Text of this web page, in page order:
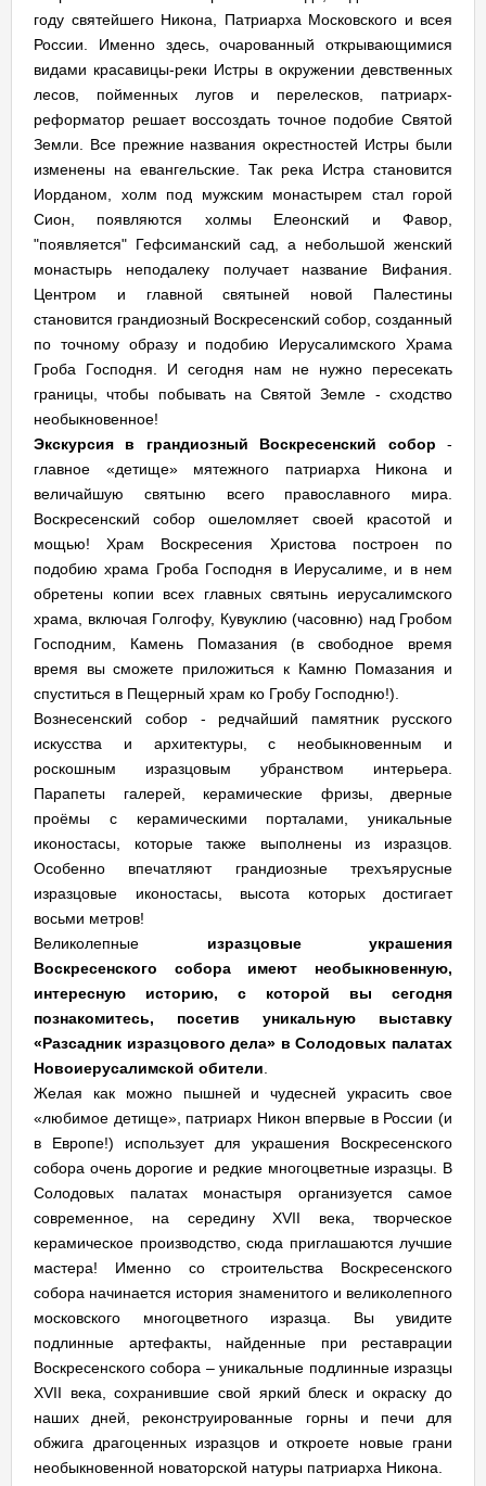
году святейшего Никона, Патриарха Московского и всея
России. Именно здесь, очарованный открывающимися
видами красавицы-реки Истры в окружении девственных
лесов, пойменных лугов и перелесков, патриарх-
реформатор решает воссоздать точное подобие Святой
Земли. Все прежние названия окрестностей Истры были
изменены на евангельские. Так река Истра становится
Иорданом, холм под мужским монастырем стал горой
Сион, появляются холмы Елеонский и Фавор,
"появляется" Гефсиманский сад, а небольшой женский
монастырь неподалеку получает название Вифания.
Центром и главной святыней новой Палестины
становится грандиозный Воскресенский собор, созданный
по точному образу и подобию Иерусалимского Храма
Гроба Господня. И сегодня нам не нужно пересекать
границы, чтобы побывать на Святой Земле - сходство
необыкновенное!
Экскурсия
в грандиозный Воскресенский собор -
главное «детище» мятежного патриарха Никона и
величайшую святыню всего православного мира.
Воскресенский собор ошеломляет своей красотой и
мощью! Храм Воскресения Христова построен по
подобию храма Гроба Господня в Иерусалиме, и в нем
обретены копии всех главных святынь иерусалимского
храма, включая Голгофу, Кувуклию (часовню) над Гробом
Господним, Камень Помазания (в свободное время
время вы сможете приложиться к Камню Помазания и
спуститься в Пещерный храм ко Гробу Господню!).
Вознесенский собор - редчайший памятник русского
искусства и архитектуры, с необыкновенным и
роскошным изразцовым убранством интерьера.
Парапеты галерей, керамические фризы, дверные
проёмы с керамическими порталами, уникальные
иконостасы, которые также выполнены из изразцов.
Особенно впечатляют грандиозные трехъярусные
изразцовые иконостасы, высота которых достигает
восьми метров!
Великолепные изразцовые украшения
Воскресенского собора имеют необыкновенную,
интересную историю, с которой вы сегодня
познакомитесь, посетив уникальную выставку
«Разсадник изразцового дела» в Солодовых палатах
Новоиерусалимской обители
Желая как можно пышней и чудесней украсить свое
«любимое детище», патриарх Никон впервые в России (и
в Европе!) использует для украшения Воскресенского
собора очень дорогие и редкие многоцветные изразцы. В
Солодовых палатах монастыря организуется самое
современное, на середину XVII века, творческое
керамическое производство, сюда приглашаются лучшие
мастера! Именно со строительства Воскресенского
собора начинается история знаменитого и великолепного
московского многоцветного изразца. Вы увидите
подлинные артефакты, найденные при реставрации
Воскресенского собора – уникальные подлинные изразцы
XVII века, сохранившие свой яркий блеск и окраску до
наших дней, реконструированные горны и печи для
обжига драгоценных изразцов и откроете новые грани
необыкновенной новаторской натуры патриарха Никона.